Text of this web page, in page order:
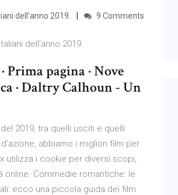
dell'anno 2019. 9 Comments
dell'anno 2019.
pagina · Nove
· Daltry Calhoun - Un
2019, tra quelli usciti e quelli
abbiamo i migliori film per
utilizza i cookie per diversi scopi,
Commedie romantiche: le
ecco una piccola guida dei film